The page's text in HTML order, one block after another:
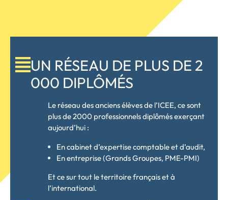
UN RÉSEAU DE PLUS DE 2
000 DIPLÔMÉS
Le réseau des anciens élèves de l’ICEE, ce sont
plus de 2000 professionnels diplômés exerçant
aujourd’hui :
En cabinet d’expertise comptable et d’audit,
En entreprise (Grands Groupes, PME-PMI)
Et ce sur tout le territoire français et à
l’international.